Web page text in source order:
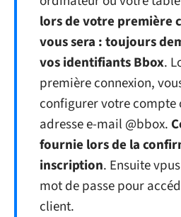
lors de votre première
vous sera : toujours
vos identifiants Bbox.
première connexion,
configurer votre compte
adresse e-mail @bbox.
fournie lors de la
inscription. Ensuite
mot de passe pour
client.